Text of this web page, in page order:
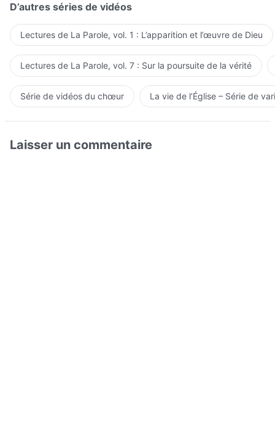
D’autres séries de vidéos
Lectures de La Parole, vol. 1 : L’apparition et l’œuvre de Dieu
Lectures de La Parole, vol. 7 : Sur la poursuite de la vérité
Série de vidéos du chœur La vie de l’Église – Série de
Laisser un commentaire